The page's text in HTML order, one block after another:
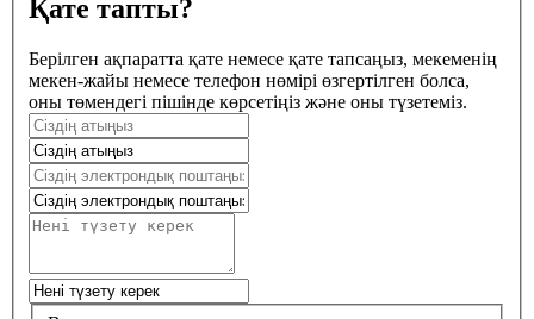
Қате тапты?
Берілген ақпаратта қате немесе қате тапсаңыз, мекеменің
мекен-жайы немесе телефон нөмірі өзгертілген болса,
оны төмендегі пішінде көрсетіңіз және оны түзетеміз.